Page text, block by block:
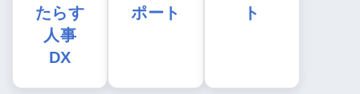
たらす
人事
DX
ポート
ト